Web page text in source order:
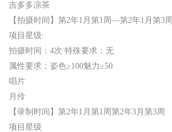
吉多多凉茶
【拍摄时间】第2年1月第1周—第2年1月第3周
项目星级:
拍摄时间：4次 特殊要求：无
属性要求：姿色≥100魅力≥50
唱片
月伶
【录制时间】第2年1月第1周第2年3月第3周
项目星级